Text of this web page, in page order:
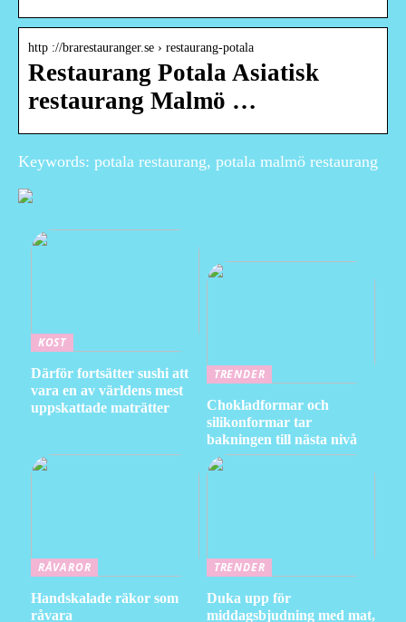
http ://brarestauranger.se › restaurang-potala
Restaurang Potala Asiatisk
restaurang Malmö …
Keywords: potala restaurang, potala malmö restaurang
KOST
Därför fortsätter sushi att
vara en av världens mest
uppskattade maträtter
TRENDER
Chokladformar och
silikonformar tar
bakningen till nästa nivå
RÅVAROR
Handskalade räkor som
råvara
TRENDER
Duka upp för
middagsbjudning med mat,